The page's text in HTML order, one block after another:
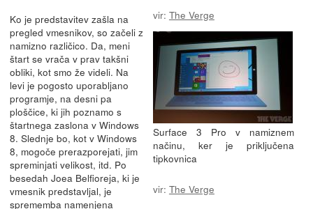
vir: The Verge
Surface 3 Pro v namiznem
načinu, ker je priključena
tipkovnica
vir: The Verge
Ko je predstavitev zašla na
pregled vmesnikov, so začeli z
namizno različico. Da, meni
štart se vrača v prav takšni
obliki, kot smo že videli. Na
levi je pogosto uporabljano
programje, na desni pa
ploščice, ki jih poznamo s
štartnega zaslona v Windows
8. Slednje bo, kot v Windows
8, mogoče prerazporejati, jim
spreminjati velikost, itd. Po
besedah Joea Belfioreja, ki je
vmesnik predstavljal, je
sprememba namenjena